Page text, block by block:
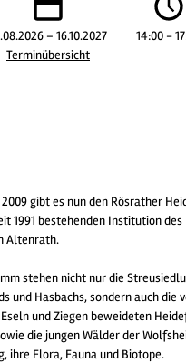
– 16.10.2027
Terminübersicht
14:00 -
gibt es nun den Rösrather
1991 bestehenden Institution
Altenrath.
stehen nicht nur die
und Hasbachs, sondern auch die
und Ziegen beweideten
die jungen Wälder der
ihre Flora, Fauna und Biotope.